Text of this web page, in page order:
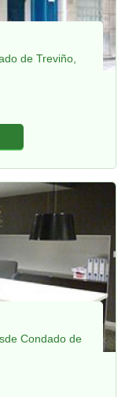
de Treviño,
Condado de